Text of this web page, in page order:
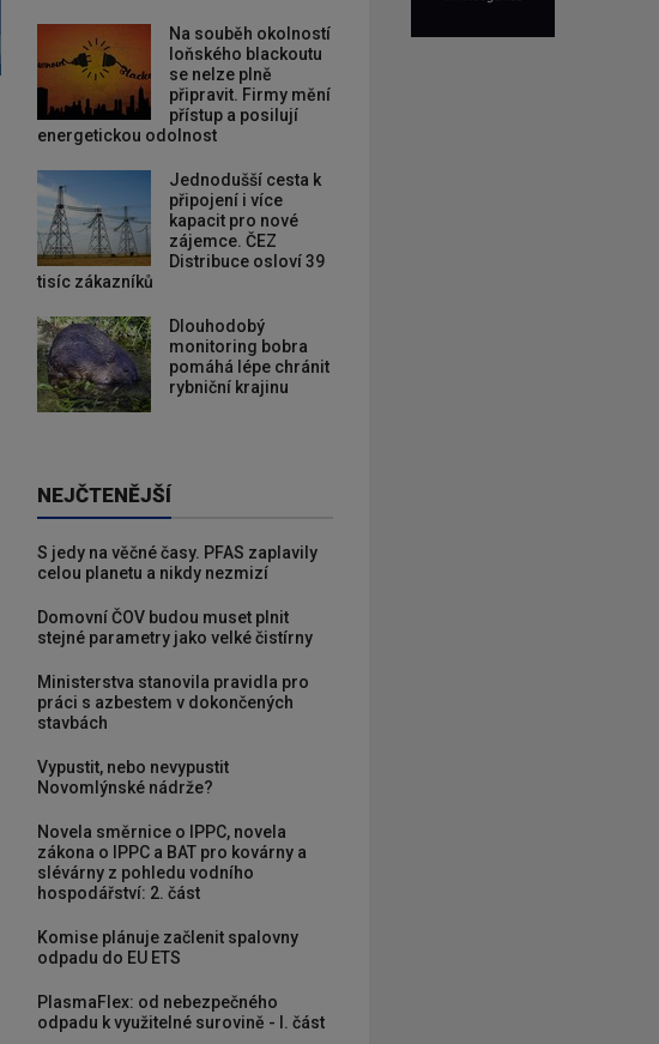
Na souběh okolností
loňského blackoutu
se nelze plně
připravit. Firmy mění
přístup a posilují
energetickou odolnost
Jednodušší cesta k
připojení i více
kapacit pro nové
zájemce. ČEZ
Distribuce osloví 39
tisíc zákazníků
Dlouhodobý
monitoring bobra
pomáhá lépe chránit
rybniční krajinu
NEJČTENĚJŠÍ
S jedy na věčné časy. PFAS zaplavily
celou planetu a nikdy nezmizí
Domovní ČOV budou muset plnit
stejné parametry jako velké čistírny
Ministerstva stanovila pravidla pro
práci s azbestem v dokončených
stavbách
Vypustit, nebo nevypustit
Novomlýnské nádrže?
Novela směrnice o IPPC, novela
zákona o IPPC a BAT pro kovárny a
slévárny z pohledu vodního
hospodářství: 2. část
Komise plánuje začlenit spalovny
odpadu do EU ETS
PlasmaFlex: od nebezpečného
odpadu k využitelné surovině - I. část